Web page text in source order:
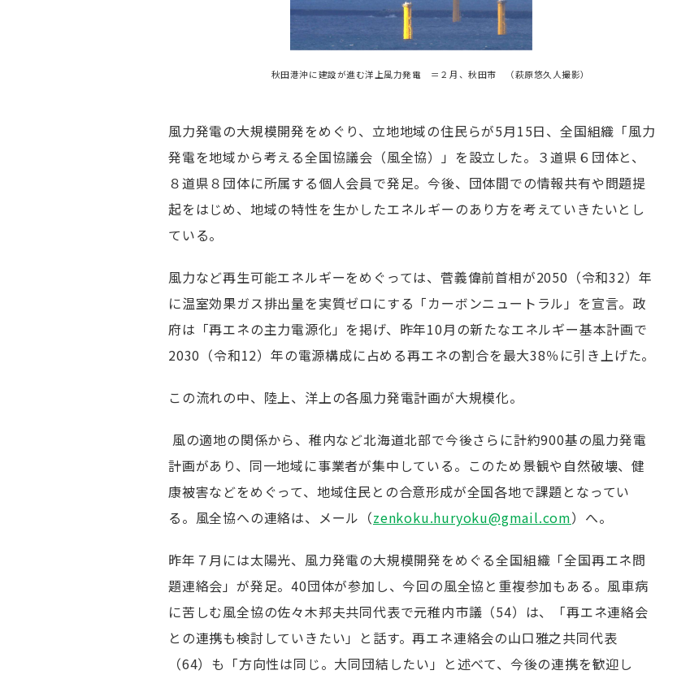
秋田港沖に建設が進む洋上風力発電 ＝２月、秋田市 （萩原悠久人撮影）
風力発電の大規模開発をめぐり、立地地域の住民らが5月15日、全国組織「風力
発電を地域から考える全国協議会（風全協）」を設立した。３道県６団体と、
８道県８団体に所属する個人会員で発足。今後、団体間での情報共有や問題提
起をはじめ、地域の特性を生かしたエネルギーのあり方を考えていきたいとし
ている。
風力など再生可能エネルギーをめぐっては、 菅義偉前首相が2050（令和32）年
に温室効果ガス排出量を実質ゼロにする「カーボンニュートラル」を宣言。政
府は「再エネの主力電源化」を掲げ、昨年10月の新たなエネルギー基本計画で
2030（令和12）年の電源構成に占める再エネの割合を最大38％に引き上げた。
この流れの中、陸上、洋上の各風力発電計画が大規模化。
風の適地の関係から、稚内など北海道北部で今後さらに計約900基の風力発電
計画があり、同一地域に事業者が集中している。このため景観や自然破壊、健
康被害などをめぐって、地域住民との合意形成が全国各地で課題となってい
る。風全協への連絡は、メール（zenkoku.huryoku@gmail.com）へ。
昨年７月には太陽光、風力発電の大規模開発をめぐる全国組織「全国再エネ問
題連絡会」が発足。40団体が参加し、今回の風全協と重複参加もある。風車病
に苦しむ風全協の佐々木邦夫共同代表で元稚内市議（54）は、「再エネ連絡会
との連携も検討していきたい」と話す。再エネ連絡会の山口雅之共同代表
（64）も「方向性は同じ。大同団結したい」と述べて、今後の連携を歓迎し